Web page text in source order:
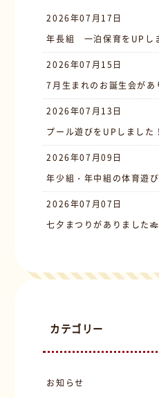
2026年07月17日
年長組 一泊保育をUPし
2026年07月15日
7月生まれのお誕生会が
2026年07月13日
プール遊びをUPしました！
2026年07月09日
年少組・年中組の体育遊
2026年07月07日
七夕まつりがありました🎋
カテゴリー
お知らせ